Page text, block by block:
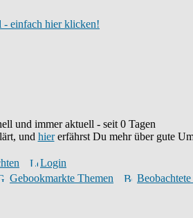
- einfach hier klicken!
und immer aktuell - seit 0 Tagen
und hiererfährst Du mehr über gute
Login
Gebookmarkte Themen